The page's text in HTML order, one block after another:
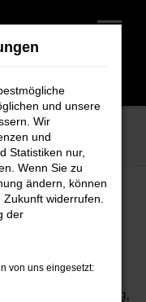
Fahrzeuge bei Schmidt +
Schmidt +
für alle in
und modernes
Arbeitsweg,
und unsere
Wir
und
Statistiken nur,
Wenn Sie zu
ändern, können
widerrufen.
der
von uns eingesetzt: